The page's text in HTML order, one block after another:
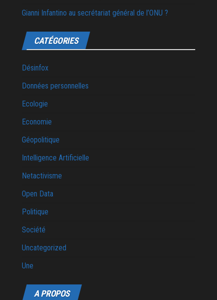
Gianni Infantino au secrétariat général de l’ONU ?
CATÉGORIES
Désinfox
Données personnelles
Ecologie
Economie
Géopolitique
Intelligence Artificielle
Netactivisme
Open Data
Politique
Société
Uncategorized
Une
A PROPOS